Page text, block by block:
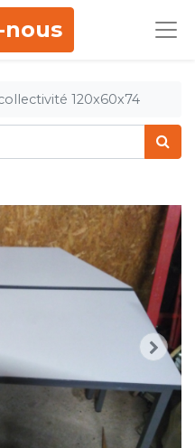
nous
120x60x74